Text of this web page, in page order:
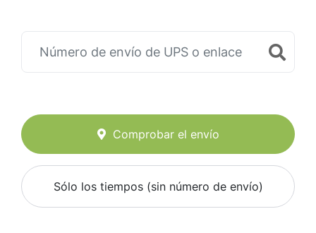
Comprobar el envío
Sólo los tiempos (sin número de envío)